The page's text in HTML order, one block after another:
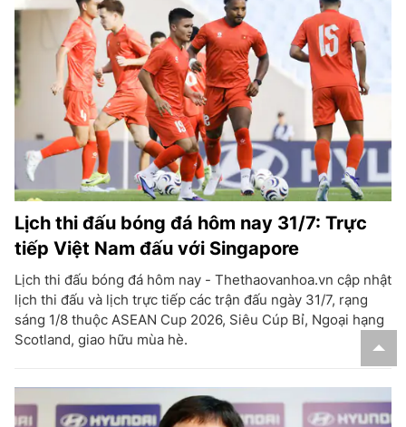
Lịch thi đấu bóng đá hôm nay 31/7: Trực
tiếp Việt Nam đấu với Singapore
Lịch thi đấu bóng đá hôm nay - Thethaovanhoa.vn cập nhật
lịch thi đấu và lịch trực tiếp các trận đấu ngày 31/7, rạng
sáng 1/8 thuộc ASEAN Cup 2026, Siêu Cúp Bỉ, Ngoại hạng
Scotland, giao hữu mùa hè.